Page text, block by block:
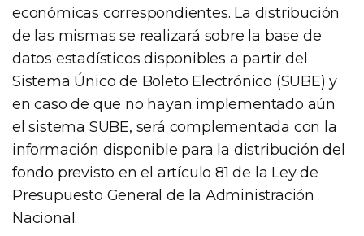
económicas correspondientes. La distribución
de las mismas se realizará sobre la base de
datos estadísticos disponibles a partir del
Sistema Único de Boleto Electrónico (SUBE) y
en caso de que no hayan implementado aún
el sistema SUBE, será complementada con la
información disponible para la distribución del
fondo previsto en el artículo 81 de la Ley de
Presupuesto General de la Administración
Nacional.